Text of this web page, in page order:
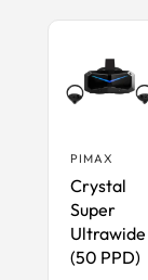
PIMAX
Crystal
Super
Ultrawide
(50 PPD)
High-End-